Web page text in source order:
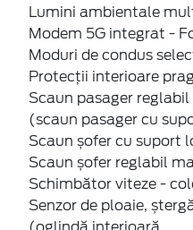
Lumini ambientale
Modem 5G integrat -
Moduri de condus
Protecții interioare
Scaun pasager
(scaun pasager cu
Scaun șofer cu suport
Scaun șofer reglabil
Schimbător viteze -
Senzor de ploaie,